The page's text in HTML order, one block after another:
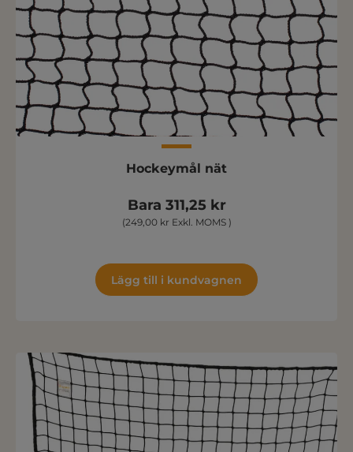
Hockeymål nät
Bara 311,25 kr
(249,00 kr Exkl. MOMS )
Lägg till i kundvagnen